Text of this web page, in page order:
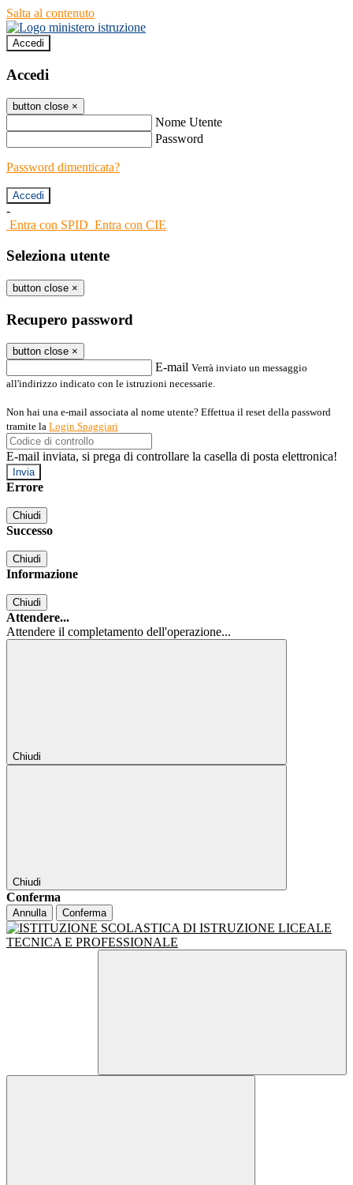
Salta al contenuto
Accedi
Accedi
button close ×
Nome Utente
Password
Password dimenticata?
-
Entra con SPID Entra con CIE
Seleziona utente
button close ×
Recupero password
button close ×
E-mail Verrà inviato un messaggio
all'indirizzo indicato con le istruzioni necessarie.
Non hai una e-mail associata al nome utente? Effettua il reset della password
tramite la Login Spaggiari
E-mail inviata, si prega di controllare la casella di posta elettronica!
Errore
Chiudi
Successo
Chiudi
Informazione
Chiudi
Attendere...
Attendere il completamento dell'operazione...
Chiudi
Chiudi
Conferma
Annulla Conferma